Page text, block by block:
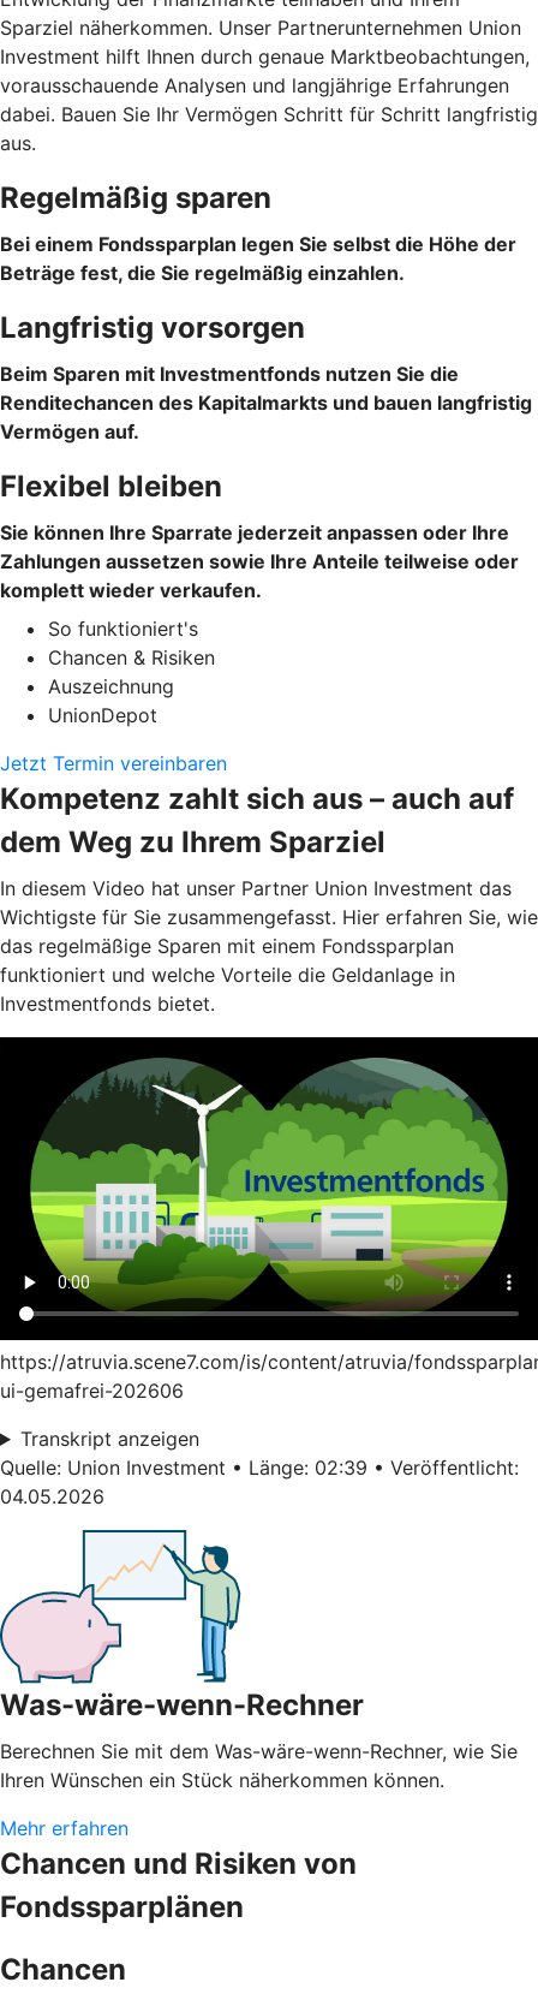
Sparziel näherkommen. Unser Partnerunternehmen Union
Investment hilft Ihnen durch genaue Marktbeobachtungen,
vorausschauende Analysen und langjährige Erfahrungen
dabei. Bauen Sie Ihr Vermögen Schritt für Schritt langfristig
aus.
Regelmäßig sparen
Bei einem Fondssparplan legen Sie selbst die Höhe der
Beträge fest, die Sie regelmäßig einzahlen.
Langfristig vorsorgen
Beim Sparen mit Investmentfonds nutzen Sie die
Renditechancen des Kapitalmarkts und bauen langfristig
Vermögen auf.
Flexibel bleiben
Sie können Ihre Sparrate jederzeit anpassen oder Ihre
Zahlungen aussetzen sowie Ihre Anteile teilweise oder
komplett wieder verkaufen.
So funktioniert's
Chancen & Risiken
Auszeichnung
UnionDepot
Jetzt Termin vereinbaren
Kompetenz zahlt sich aus – auch auf
dem Weg zu Ihrem Sparziel
In diesem Video hat unser Partner Union Investment das
Wichtigste für Sie zusammengefasst. Hier erfahren Sie, wie
das regelmäßige Sparen mit einem Fondssparplan
funktioniert und welche Vorteile die Geldanlage in
Investmentfonds bietet.
https://atruvia.scene7.com/is/content/atruvia/
ui-gemafrei-202606
Transkript anzeigen
Quelle: Union Investment • Länge: 02:39 • Veröffentlicht:
04.05.2026
Was-wäre-wenn-Rechner
Berechnen Sie mit dem Was-wäre-wenn-Rechner, wie Sie
Ihren Wünschen ein Stück näherkommen können.
Mehr erfahren
Chancen und Risiken von
Fondssparplänen
Chancen